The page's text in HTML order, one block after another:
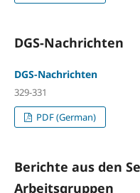
DGS-Nachrichten
DGS-Nachrichten
329-331
PDF (German)
Berichte aus den
Arbeitsgruppen